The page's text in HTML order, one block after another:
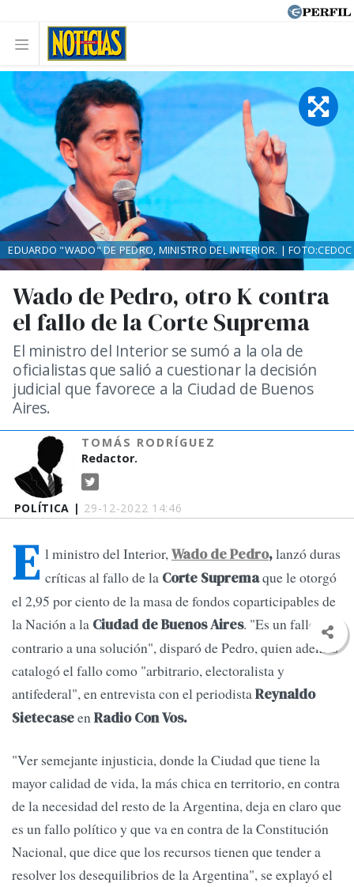
POLÍTICA | 29-12-2022 14:46
Wado de Pedro, otro K contra
el fallo de la Corte Suprema
El ministro del Interior se sumó a la ola de
oficialistas que salió a cuestionar la decisión
judicial que favorece a la Ciudad de Buenos
Aires.
TOMÁS RODRÍGUEZ
Redactor.
EDUARDO "WADO" DE PEDRO, MINISTRO DEL INTERIOR. | FOTO:CEDOC
E l ministro del Interior,Wado de Pedro,lanzó duras
críticas al fallo de la Corte Supremaque le otorgó
el 2,95 por ciento de la masa de fondos coparticipables de
la Nación a la Ciudad de Buenos Aires. "Es un fallo
contrario a una solución", disparó de Pedro, quien además
catalogó el fallo como "arbitrario, electoralista y
antifederal", en entrevista con el periodistaReynaldo
SietecaseenRadio Con Vos.
"Ver semejante injusticia, donde la Ciudad que tiene la
mayor calidad de vida, la más chica en territorio, en contra
de la necesidad del resto de la Argentina, deja en claro que
es un fallo político y que va en contra de la Constitución
Nacional, que dice que los recursos tienen que tender a
resolver los desequilibrios de la Argentina", se explayó el